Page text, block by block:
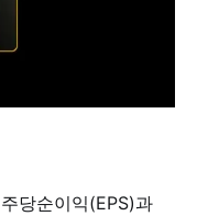
당순이익(EPS)과